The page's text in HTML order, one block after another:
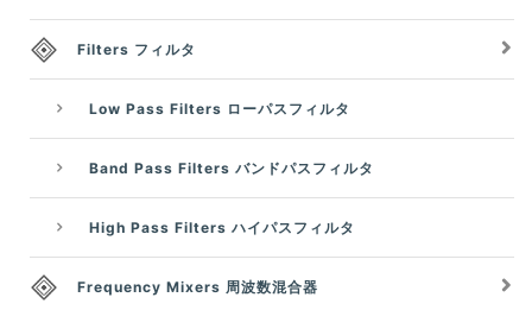
Filters フィルタ
Low Pass Filters ローパスフィルタ
Band Pass Filters バンドパスフィルタ
High Pass Filters ハイパスフィルタ
Frequency Mixers 周波数混合器